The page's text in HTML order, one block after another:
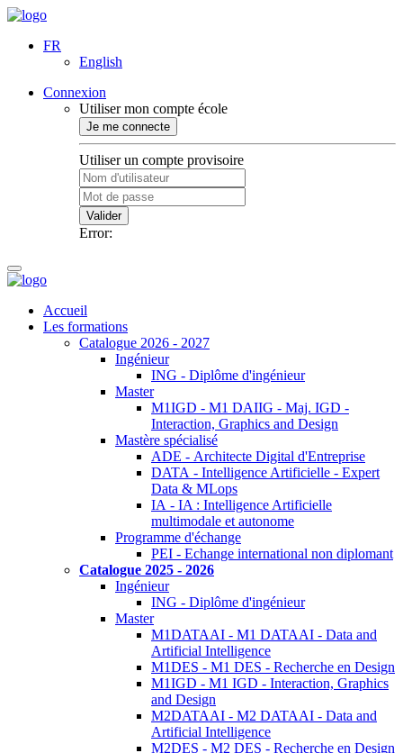
FR
English
Connexion
Utiliser mon compte école
Je me connecte
Utiliser un compte provisoire
Valider
Error:
Accueil
Les formations
Catalogue 2026 - 2027
Ingénieur
ING - Diplôme d'ingénieur
Master
M1IGD - M1 DAIIG - Maj. IGD -
Interaction, Graphics and Design
Mastère spécialisé
ADE - Architecte Digital d'Entreprise
DATA - Intelligence Artificielle - Expert
Data & MLops
IA - IA : Intelligence Artificielle
multimodale et autonome
Programme d'échange
PEI - Echange international non diplomant
Catalogue 2025 - 2026
Ingénieur
ING - Diplôme d'ingénieur
Master
M1DATAAI - M1 DATAAI - Data and
Artificial Intelligence
M1DES - M1 DES - Recherche en Design
M1IGD - M1 IGD - Interaction, Graphics
and Design
M2DATAAI - M2 DATAAI - Data and
Artificial Intelligence
M2DES - M2 DES - Recherche en Design